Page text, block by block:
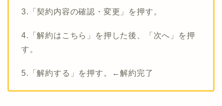
3.「契約内容の確認・変更」を押す。
4.「解約はこちら」を押した後、「次へ」を押
す。
5.「解約する」を押す。←解約完了